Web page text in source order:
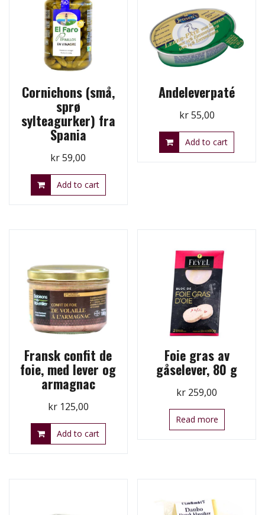
Cornichons (små,
sprø
sylteagurker) fra
Spania
kr59,00
Add to cart
Andeleverpaté
kr55,00
Add to cart
Fransk confit de
foie, med lever og
armagnac
kr125,00
Add to cart
Foie gras av
gåselever, 80 g
kr 259,00
Read more